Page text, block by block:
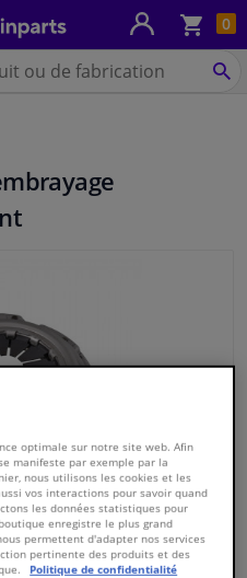
0
optimale sur notre site web. Afin
manifeste par exemple par la
nous utilisons les cookies et les
vos interactions pour savoir quand
les données statistiques pour
enregistre le plus grand
permettent d'adapter nos services
pertinente des produits et des
Politique de confidentialité